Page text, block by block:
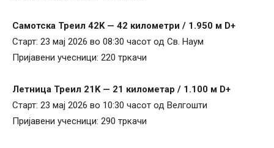
Самотска Треил 42K — 42 километри / 1.950 м D+
Старт: 23 мај 2026 во 08:30 часот од Св. Наум
Пријавени учесници: 220 тркачи
Летница Треил 21K — 21 километар / 1.100 м D+
Старт: 23 мај 2026 во 10:30 часот од Велгошти
Пријавени учесници: 290 тркачи